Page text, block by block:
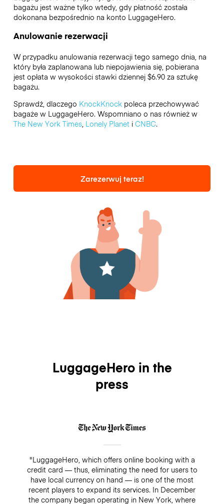
bagażu jest ważne tylko wtedy, gdy płatność została
dokonana bezpośrednio na konto LuggageHero.
Anulowanie rezerwacji
W przypadku anulowania rezerwacji tego samego dnia, na
który była zaplanowana lub niepojawienia się, pobierana
jest opłata w wysokości stawki dziennej $6.90 za sztukę
bagażu.
Sprawdź, dlaczego KnockKnockpoleca przechowywać
bagaże w LuggageHero. Wspomniano o nas również w
The New York Times, Lonely Planeti CNBC.
Zarezerwuj teraz!
LuggageHero in the
press
"LuggageHero, which offers online booking with a
credit card — thus, eliminating the need for users to
have local currency on hand — is one of the most
recent players to expand its services. In December
the company began operating in New York, where